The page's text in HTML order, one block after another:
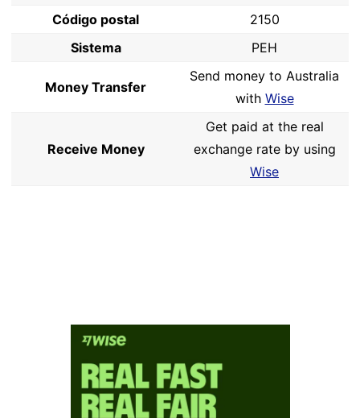
Código postal
2150
Sistema
PEH
Money Transfer
Send money to Australia
with Wise
Receive Money
Get paid at the real
exchange rate by using
Wise